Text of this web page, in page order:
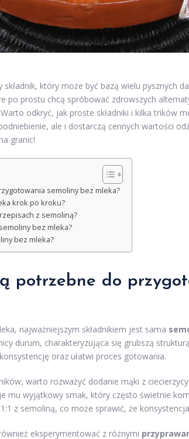
który może być bazą wielu pysznych
po prostu chcą spróbować zdrowszych
odkryć, jak proste składniki i kilka trików
ale i dostarczą cennych wartości
granic!
semoliny bez mleka?
krok po kroku?
z semoliną?
bez mleka?
bez mleka?
potrzebne do
najważniejszym składnikiem jest sama
durum, charakteryzująca się grubszą
oraz ułatwi proces gotowania.
warto rozważyć dodanie mąki z
mu wyjątkowy smak, który często świetnie
z semoliną, co może sprawić, że
eksperymentować z różnymi